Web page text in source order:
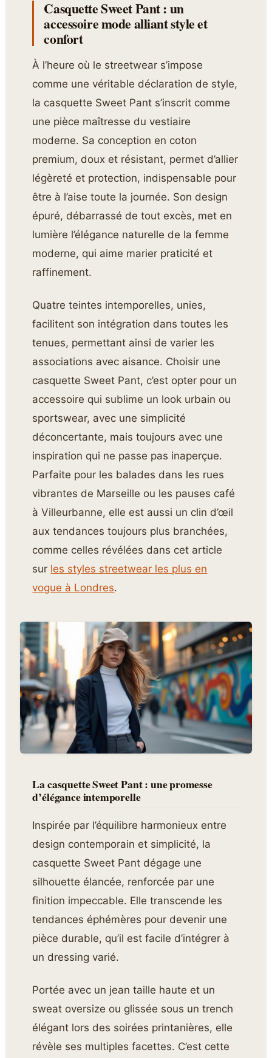
Casquette Sweet Pant : un
accessoire mode alliant style et
confort
À l’heure où le streetwear s’impose
comme une véritable déclaration de style,
la casquette Sweet Pant s’inscrit comme
une pièce maîtresse du vestiaire
moderne. Sa conception en coton
premium, doux et résistant, permet d’allier
légèreté et protection, indispensable pour
être à l’aise toute la journée. Son design
épuré, débarrassé de tout excès, met en
lumière l’élégance naturelle de la femme
moderne, qui aime marier praticité et
raffinement.
Quatre teintes intemporelles, unies,
facilitent son intégration dans toutes les
tenues, permettant ainsi de varier les
associations avec aisance. Choisir une
casquette Sweet Pant, c’est opter pour un
accessoire qui sublime un look urbain ou
sportswear, avec une simplicité
déconcertante, mais toujours avec une
inspiration qui ne passe pas inaperçue.
Parfaite pour les balades dans les rues
vibrantes de Marseille ou les pauses café
à Villeurbanne, elle est aussi un clin d’œil
aux tendances toujours plus branchées,
comme celles révélées dans cet article
sur les styles streetwear les plus en
vogue à Londres.
La casquette Sweet Pant : une promesse
d’élégance intemporelle
Inspirée par l’équilibre harmonieux entre
design contemporain et simplicité, la
casquette Sweet Pant dégage une
silhouette élancée, renforcée par une
finition impeccable. Elle transcende les
tendances éphémères pour devenir une
pièce durable, qu’il est facile d’intégrer à
un dressing varié.
Portée avec un jean taille haute et un
sweat oversize ou glissée sous un trench
élégant lors des soirées printanières, elle
révèle ses multiples facettes. C’est cette